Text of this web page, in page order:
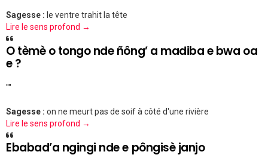
Sagesse : le ventre trahit la tête
Lire le sens profond →
O tèmè o tongo nde ñông’ a madiba e bwa oa
e ?
""
Sagesse : on ne meurt pas de soif à côté d'une rivière
Lire le sens profond →
Ebabad’a ngingi nde e pôngisè janjo